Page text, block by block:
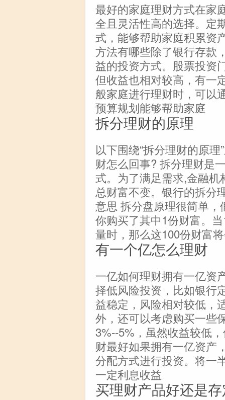
最好的家庭理财方式在家
全且灵活性高的选择。定
式，能够帮助家庭积累资
方法有哪些除了银行存款
益的投资方式。股票投资
但收益也相对较高，有一
般家庭进行理财时，可以
预算规划能够帮助家庭
拆分理财的原理
以下围绕“拆分理财的原
财怎么回事? 拆分理财是
式。为了满足需求,金融
总财富不变。银行的拆分
意思 拆分盘原理很简单
你购买了其中1份财富。
量时，那么这100份财富
有一个亿怎么理财
一亿如何理财拥有一亿资
择低风险投资，比如银行
益稳定，风险相对较低，
外，还可以考虑购买一些
3%--5%，虽然收益较低
财最好如果拥有一亿资产
分配方式进行投资。将一
一定利息收益
买理财产品好还是